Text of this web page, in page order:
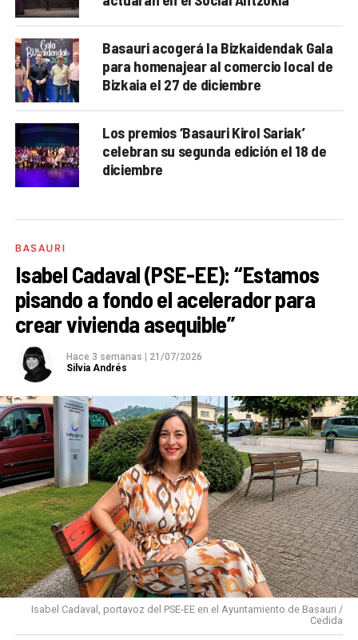
Basauri acogerá la Bizkaidendak Gala
para homenajear al comercio local de
Bizkaia el 27 de diciembre
Los premios ‘Basauri Kirol Sariak’
celebran su segunda edición el 18 de
diciembre
BASAURI
Isabel Cadaval (PSE-EE): “Estamos
pisando a fondo el acelerador para
crear vivienda asequible”
Hace 3 semanas
21/07/2026
Silvia Andrés
Isabel Cadaval, portavoz del PSE-EE en el Ayuntamiento de Basauri /
Cedida